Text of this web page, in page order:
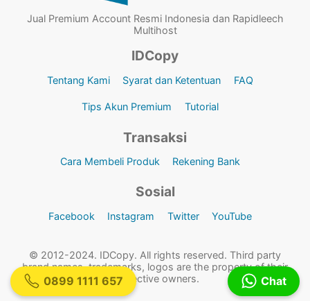
Jual Premium Account Resmi Indonesia dan Rapidleech
Multihost
IDCopy
Tentang Kami Syarat dan Ketentuan FAQ
Tips Akun Premium Tutorial
Transaksi
Cara Membeli Produk Rekening Bank
Sosial
Facebook Instagram Twitter YouTube
© 2012-2024. IDCopy. All rights reserved. Third party
brand names, trademarks, logos are the property of their
respective owners.
Chat
0899 1111 657